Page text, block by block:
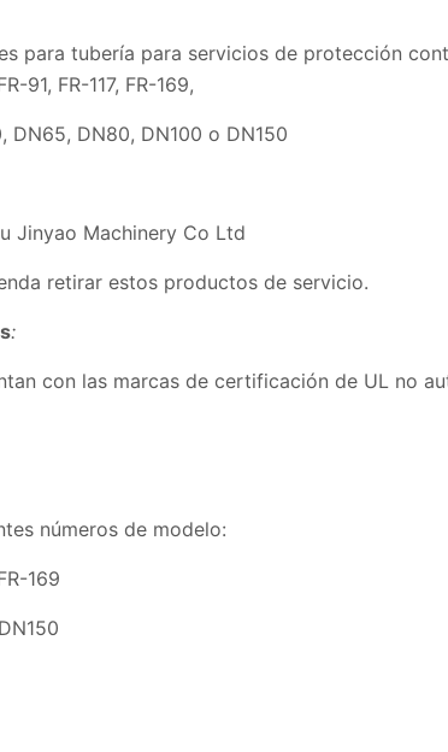
para tubería para servicios de
FR-117, FR-169,
DN100 o DN150
Jinyao Machinery Co Ltd
retirar estos productos de servicio.
:
con las marcas de certificación de UL no
números de modelo:
169